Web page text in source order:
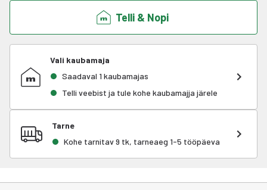
Telli & Nopi
Vali kaubamaja
Saadaval 1 kaubamajas
Telli veebist ja tule kohe kaubamajja järele
Tarne
Kohe tarnitav 9 tk, tarneaeg 1-5 tööpäeva